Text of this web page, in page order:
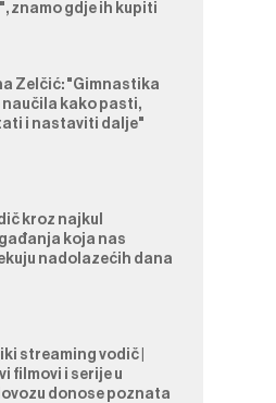
znamo gdje ih kupiti
Zelčić: "Gimnastika
naučila kako pasti,
i nastaviti dalje"
kroz najkul
koja nas
nadolazećih dana
streaming vodič |
filmovi i serije u
donose poznata